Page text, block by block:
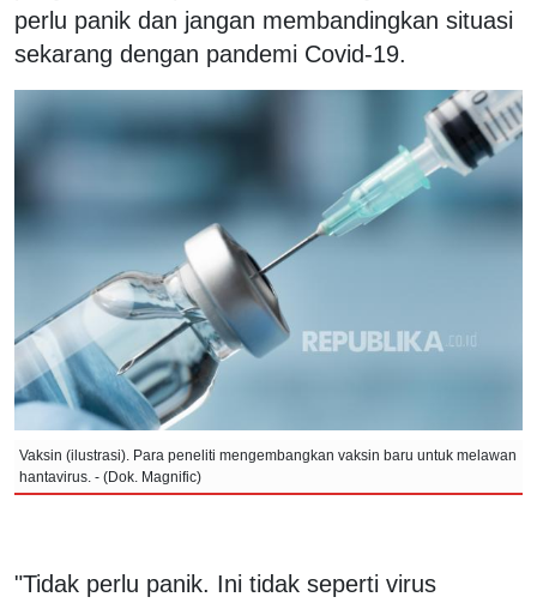
perlu panik dan jangan membandingkan situasi
sekarang dengan pandemi Covid-19.
Vaksin (ilustrasi). Para peneliti mengembangkan vaksin baru untuk melawan
hantavirus. - (Dok. Magnific)
"Tidak perlu panik. Ini tidak seperti virus